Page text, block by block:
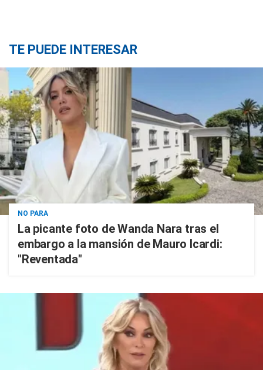
TE PUEDE INTERESAR
NO PARA
La picante foto de Wanda Nara tras el
embargo a la mansión de Mauro Icardi:
"Reventada"